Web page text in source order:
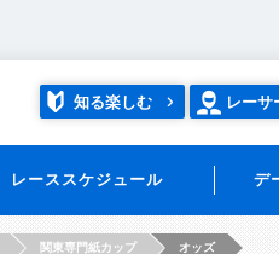
知る楽しむ レーサ
レーススケジュール デ
関東専門紙カップ オッズ